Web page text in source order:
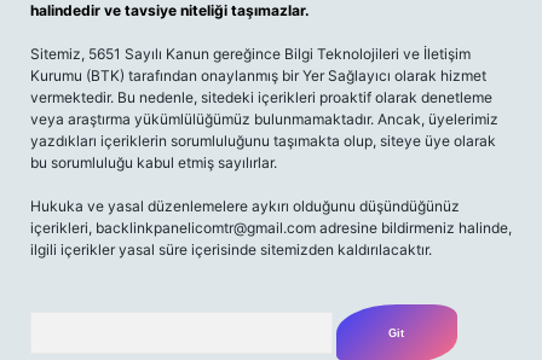
halindedir ve tavsiye niteliği taşımazlar.
Sitemiz, 5651 Sayılı Kanun gereğince Bilgi Teknolojileri ve İletişim
Kurumu (BTK) tarafından onaylanmış bir Yer Sağlayıcı olarak hizmet
vermektedir. Bu nedenle, sitedeki içerikleri proaktif olarak denetleme
veya araştırma yükümlülüğümüz bulunmamaktadır. Ancak, üyelerimiz
yazdıkları içeriklerin sorumluluğunu taşımakta olup, siteye üye olarak
bu sorumluluğu kabul etmiş sayılırlar.
Hukuka ve yasal düzenlemelere aykırı olduğunu düşündüğünüz
içerikleri, backlinkpanelicomtr@gmail.com adresine bildirmeniz halinde,
ilgili içerikler yasal süre içerisinde sitemizden kaldırılacaktır.